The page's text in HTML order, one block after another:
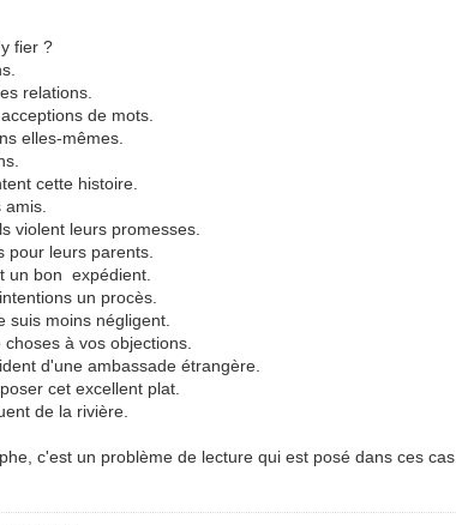
fier ?
relations.
de mots.
elles-mêmes.
cette histoire.
violent leurs promesses.
pour leurs parents.
un bon expédient.
un procès.
suis moins négligent.
à vos objections.
d'une ambassade étrangère.
cet excellent plat.
de la rivière.
c'est un problème de lecture qui est posé dans ces cas.